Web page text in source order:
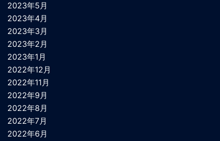
2023年5月
2023年4月
2023年3月
2023年2月
2023年1月
2022年12月
2022年11月
2022年9月
2022年8月
2022年7月
2022年6月